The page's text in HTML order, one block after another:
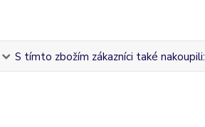
S tímto zbožím zákazníci také nakoupili: